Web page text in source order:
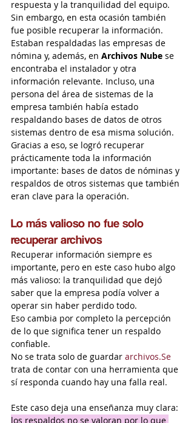
respuesta y la tranquilidad del equipo.
Sin embargo, en esta ocasión también
fue posible recuperar la información.
Estaban respaldadas las empresas de
nómina y, además, en Archivos Nube se
encontraba el instalador y otra
información relevante. Incluso, una
persona del área de sistemas de la
empresa también había estado
respaldando bases de datos de otros
sistemas dentro de esa misma solución.
Gracias a eso, se logró recuperar
prácticamente toda la información
importante: bases de datos de nóminas y
respaldos de otros sistemas que también
eran clave para la operación.
Lo más valioso no fue solo
recuperar archivos
Recuperar información siempre es
importante, pero en este caso hubo algo
más valioso: la tranquilidad que dejó
saber que la empresa podía volver a
operar sin haber perdido todo.
Eso cambia por completo la percepción
de lo que significa tener un respaldo
confiable.
No se trata solo de guardar archivos.Se
trata de contar con una herramienta que
sí responda cuando hay una falla real.
Este caso deja una enseñanza muy clara:
los respaldos no se valoran por lo que